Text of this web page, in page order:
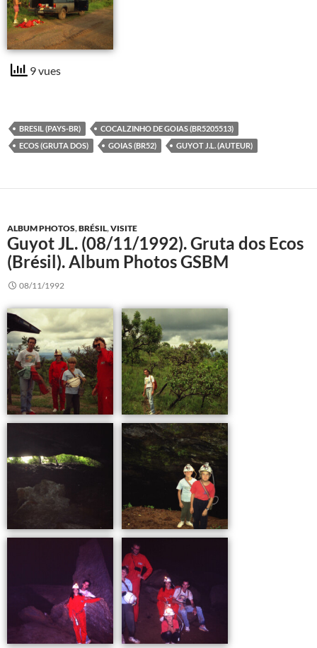
9 vues
BRESIL (PAYS-BR)
COCALZINHO DE GOIAS (BR5205513)
ECOS (GRUTA DOS)
GOIAS (BR52) GUYOT J.L. (AUTEUR)
ALBUM PHOTOS,BRÉSIL,VISITE
Guyot JL. (08/11/1992). Gruta dos Ecos
(Brésil). Album Photos GSBM
08/11/1992